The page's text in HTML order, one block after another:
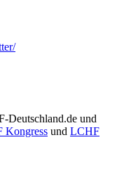
Deutschland.de und
Kongress und LCHF